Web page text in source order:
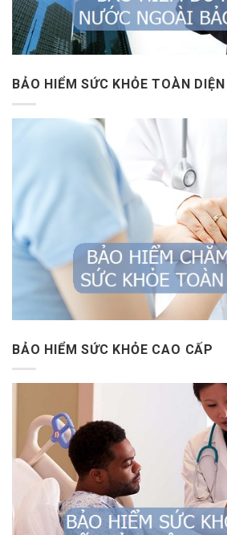
BẢO HIỂM SỨC KHỎE TOÀN DIỆN
BẢO HIỂM SỨC KHỎE CAO CẤP